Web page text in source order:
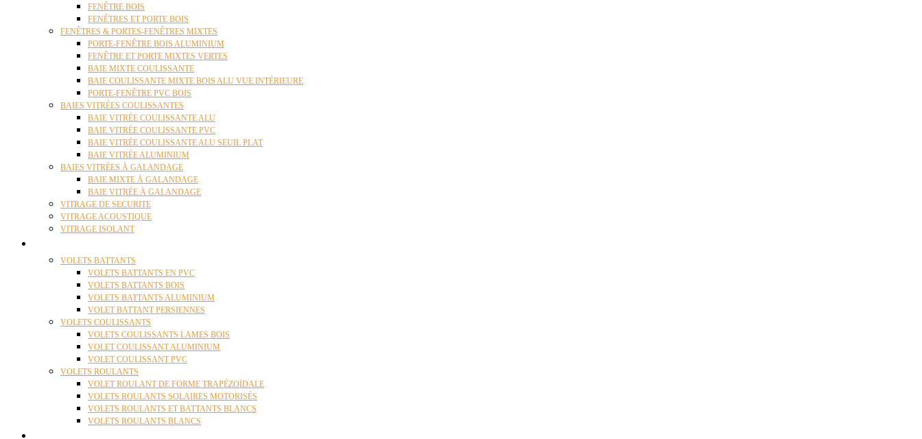
FENÊTRE BOIS
FENÊTRES ET PORTE BOIS
FENÊTRES & PORTES-FENÊTRES MIXTES
PORTE-FENÊTRE BOIS ALUMINIUM
FENÊTRE ET PORTE MIXTES VERTES
BAIE MIXTE COULISSANTE
BAIE COULISSANTE MIXTE BOIS ALU VUE INTÉRIEURE
PORTE-FENÊTRE PVC BOIS
BAIES VITRÉES COULISSANTES
BAIE VITRÉE COULISSANTE ALU
BAIE VITRÉE COULISSANTE PVC
BAIE VITRÉE COULISSANTE ALU SEUIL PLAT
BAIE VITRÉE ALUMINIUM
BAIES VITRÉES À GALANDAGE
BAIE MIXTE À GALANDAGE
BAIE VITRÉE À GALANDAGE
VITRAGE DE SECURITE
VITRAGE ACOUSTIQUE
VITRAGE ISOLANT
VOLETS BATTANTS
VOLETS BATTANTS EN PVC
VOLETS BATTANTS BOIS
VOLETS BATTANTS ALUMINIUM
VOLET BATTANT PERSIENNES
VOLETS COULISSANTS
VOLETS COULISSANTS LAMES BOIS
VOLET COULISSANT ALUMINIUM
VOLET COULISSANT PVC
VOLETS ROULANTS
VOLET ROULANT DE FORME TRAPÉZOÏDALE
VOLETS ROULANTS SOLAIRES MOTORISÉS
VOLETS ROULANTS ET BATTANTS BLANCS
VOLETS ROULANTS BLANCS